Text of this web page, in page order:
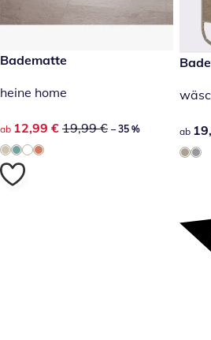
reduzierter Preis 12,99 €,
-35 %
Badematte
heine home
reduzierter Preis 12,99 €, vorheriger
ab 12,99 € 19,99 € – 35 % ab